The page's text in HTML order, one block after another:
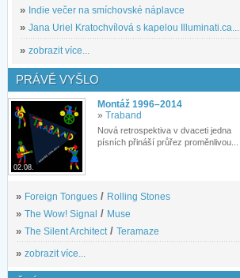
» Indie večer na smíchovské náplavce
» Jana Uriel Kratochvílová s kapelou Illuminati.ca...
» zobrazit více...
PRÁVĚ VYŠLO
02.08.
Montáž 1996–2014
» Traband
Nová retrospektiva v dvaceti jedna
písních přináší průřez proměnlivou...
» Foreign Tongues / Rolling Stones
» The Wow! Signal / Muse
» The Silent Architect / Teramaze
» zobrazit více...